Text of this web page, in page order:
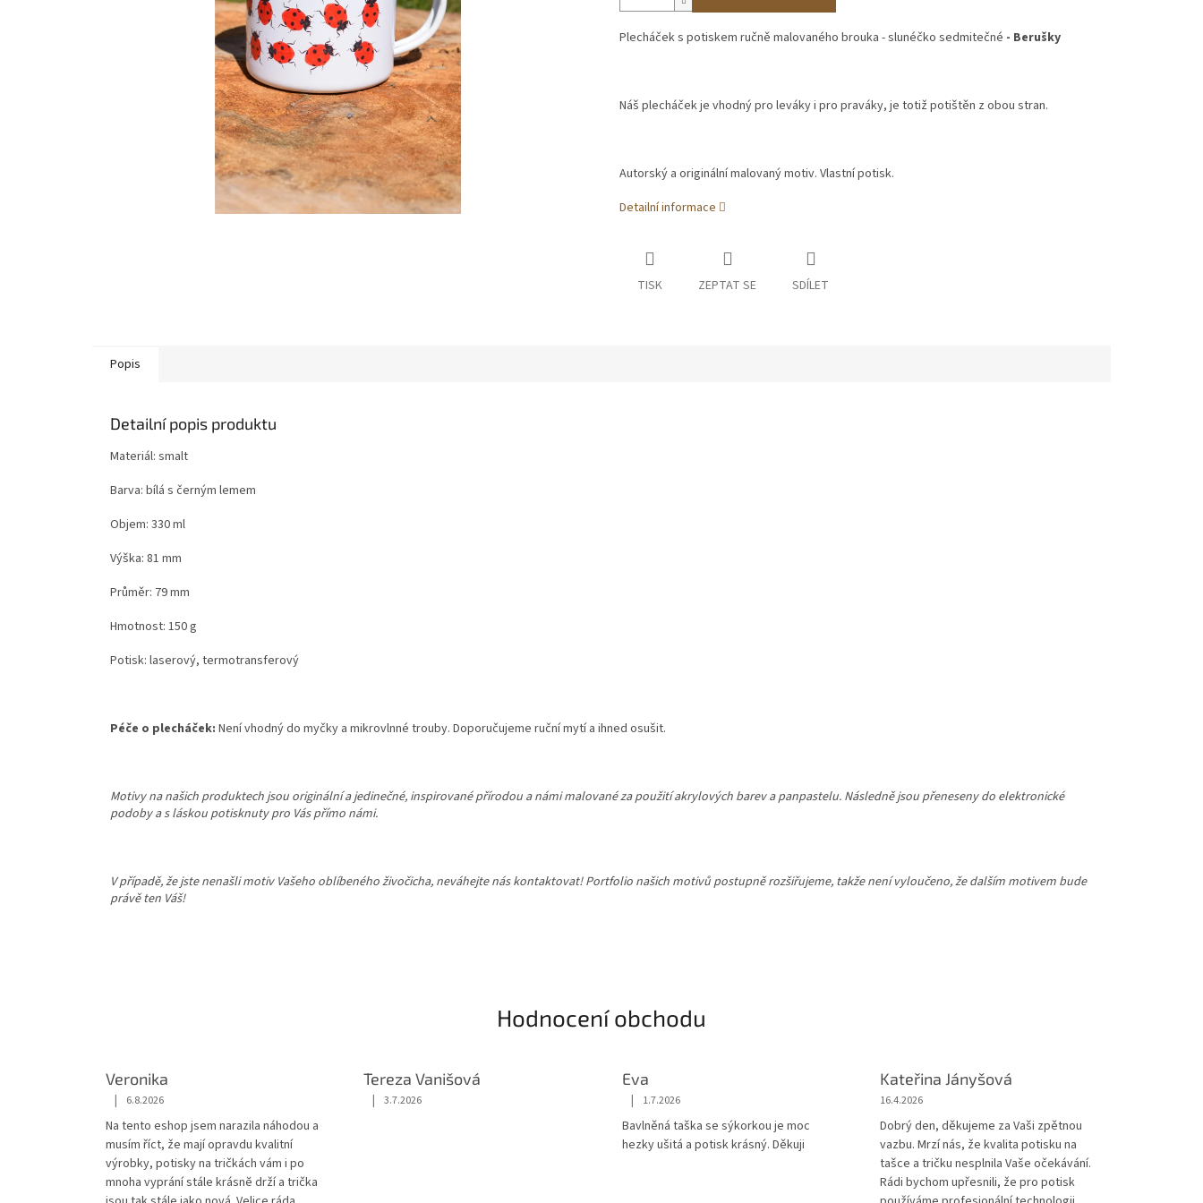
Plecháček s potiskem ručně malovaného brouka - slunéčko sedmitečné - Berušky
Náš plecháček je vhodný pro leváky i pro praváky, je totiž potištěn z obou stran.
Autorský a originální malovaný motiv. Vlastní potisk.
Detailní informace
TISK ZEPTAT SE SDÍLET
Popis
Detailní popis produktu
Materiál: smalt
Barva: bílá s černým lemem
Objem: 330 ml
Výška: 81 mm
Průměr: 79 mm
Hmotnost: 150 g
Potisk: laserový, termotransferový
Péče o plecháček: Není vhodný do myčky a mikrovlnné trouby. Doporučujeme ruční mytí a ihned osušit.
Motivy na našich produktech jsou originální a jedinečné, inspirované přírodou a námi malované za použití akrylových barev a panpastelu. Následně jsou přeneseny do elektronické
podoby a s láskou potisknuty pro Vás přímo námi.
V případě, že jste nenašli motiv Vašeho oblíbeného živočicha, neváhejte nás kontaktovat! Portfolio našich motivů postupně rozšiřujeme, takže není vyloučeno, že dalším motivem bude
právě ten Váš!
Hodnocení obchodu
Veronika
Hodnocení obchodu je 5 z 5 hvězdiček.
| 6.8.2026
Na tento eshop jsem narazila náhodou a
musím říct, že mají opravdu kvalitní
výrobky, potisky na tričkách vám i po
mnoha vyprání stále krásnĕ drží a trička
Tereza Vanišová
Hodnocení obchodu je 5 z 5 hvězdiček.
| 3.7.2026
Eva
Hodnocení obchodu je 5 z 5 hvězdiček.
| 1.7.2026
Bavlněná taška se sýkorkou je moc
hezky ušitá a potisk krásný. Děkuji
Kateřina Jányšová
16.4.2026
Dobrý den, děkujeme za Vaši zpětnou
vazbu. Mrzí nás, že kvalita potisku na
tašce a tričku nesplnila Vaše očekávání.
Rádi bychom upřesnili, že pro potisk